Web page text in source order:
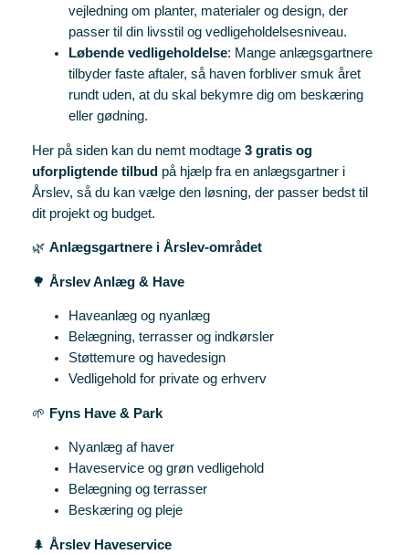
vejledning om planter, materialer og design, der
passer til din livsstil og vedligeholdelsesniveau.
Løbende vedligeholdelse: Mange anlægsgartnere
tilbyder faste aftaler, så haven forbliver smuk året
rundt uden, at du skal bekymre dig om beskæring
eller gødning.
Her på siden kan du nemt modtage 3 gratis og
uforpligtende tilbudpå hjælp fra en anlægsgartner i
Årslev, så du kan vælge den løsning, der passer bedst til
dit projekt og budget.
🌿 Anlægsgartnere i Årslev-området
🌳 Årslev Anlæg & Have
Haveanlæg og nyanlæg
Belægning, terrasser og indkørsler
Støttemure og havedesign
Vedligehold for private og erhverv
🌱 Fyns Have & Park
Nyanlæg af haver
Haveservice og grøn vedligehold
Belægning og terrasser
Beskæring og pleje
🌲 Årslev Haveservice